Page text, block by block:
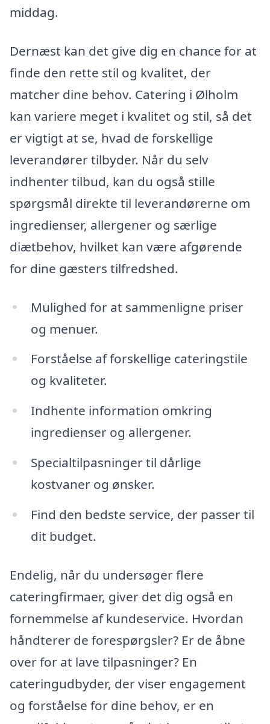
middag.
Dernæst kan det give dig en chance for at
finde den rette stil og kvalitet, der
matcher dine behov. Catering i Ølholm
kan variere meget i kvalitet og stil, så det
er vigtigt at se, hvad de forskellige
leverandører tilbyder. Når du selv
indhenter tilbud, kan du også stille
spørgsmål direkte til leverandørerne om
ingredienser, allergener og særlige
diætbehov, hvilket kan være afgørende
for dine gæsters tilfredshed.
Mulighed for at sammenligne priser
og menuer.
Forståelse af forskellige cateringstile
og kvaliteter.
Indhente information omkring
ingredienser og allergener.
Specialtilpasninger til dårlige
kostvaner og ønsker.
Find den bedste service, der passer til
dit budget.
Endelig, når du undersøger flere
cateringfirmaer, giver det dig også en
fornemmelse af kundeservice. Hvordan
håndterer de forespørgsler? Er de åbne
over for at lave tilpasninger? En
cateringudbyder, der viser engagement
og forståelse for dine behov, er en